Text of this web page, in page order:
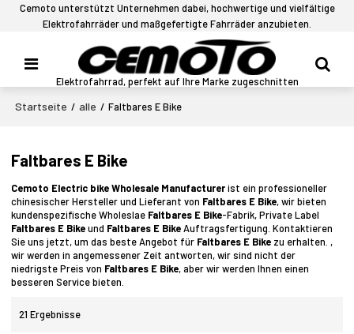
Cemoto unterstützt Unternehmen dabei, hochwertige und vielfältige
Elektrofahrräder und maßgefertigte Fahrräder anzubieten.
Elektrofahrrad, perfekt auf Ihre Marke zugeschnitten
Startseite / alle / Faltbares E Bike
Faltbares E Bike
Cemoto Electric bike Wholesale Manufacturerist ein professioneller
chinesischer Hersteller und Lieferant von Faltbares E Bike, wir bieten
kundenspezifische Wholeslae Faltbares E Bike-Fabrik, Private Label
Faltbares E Bikeund Faltbares E BikeAuftragsfertigung. Kontaktieren
Sie uns jetzt, um das beste Angebot für Faltbares E Bike zu erhalten. ,
wir werden in angemessener Zeit antworten, wir sind nicht der
niedrigste Preis von Faltbares E Bike, aber wir werden Ihnen einen
besseren Service bieten.
21 Ergebnisse